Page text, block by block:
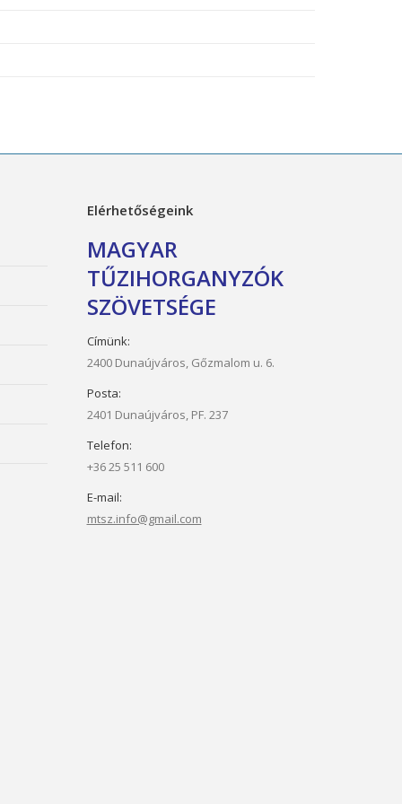
Elérhetőségeink
MAGYAR
TŰZIHORGANYZÓK
SZÖVETSÉGE
Címünk:
2400 Dunaújváros, Gőzmalom u. 6.
Posta:
2401 Dunaújváros, PF. 237
Telefon:
+36 25 511 600
E-mail:
mtsz.info@gmail.com